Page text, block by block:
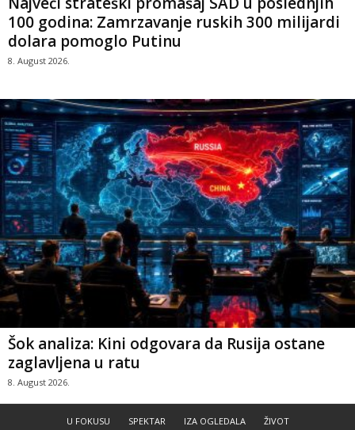
100 godina: Zamrzavanje ruskih 300 milijardi
dolara pomoglo Putinu
8. August 2026.
Šok analiza: Kini odgovara da Rusija ostane
zaglavljena u ratu
8. August 2026.
U FOKUSU SPEKTAR IZA OGLEDALA ŽIVOT